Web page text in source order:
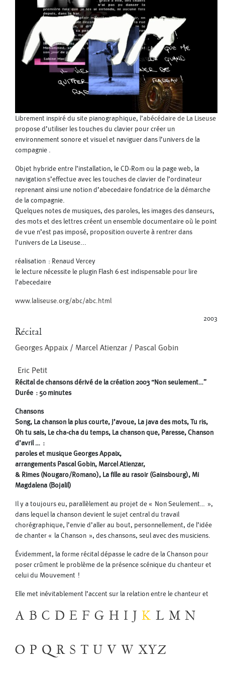
Librement inspiré du site pianographique, l’abécédaire de La Liseuse
propose d’utiliser les touches du clavier pour créer un
environnement sonore et visuel et naviguer dans l’univers de la
compagnie .
Objet hybride entre l’installation, le CD-Rom ou la page web, la
navigation s’effectue avec les touches de clavier de l’ordinateur
reprenant ainsi une notion d’abecedaire fondatrice de la démarche
de la compagnie.
Quelques notes de musiques, des paroles, les images des danseurs,
des mots et des lettres créent un ensemble documentaire où le point
de vue n’est pas imposé, proposition ouverte à rentrer dans
l’univers de La Liseuse...
réalisation : Renaud Vercey
le lecture nécessite le plugin Flash 6 est indispensable pour lire
l’abecedaire
www.laliseuse.org/abc/abc.html
2003
Récital
Georges Appaix / Marcel Atienzar / Pascal Gobin
Eric Petit
Récital de chansons dérivé de la création 2003 “Non seulement…”
Durée : 50 minutes
Chansons
Song, La chanson la plus courte, J’avoue, La java des mots, Tu ris,
Oh tu sais, Le cha-cha du temps, La chanson que, Paresse, Chanson
d’avril … :
paroles et musique Georges Appaix,
arrangements Pascal Gobin, Marcel Atienzar,
& Rimes (Nougaro/Romano), La fille au rasoir (Gainsbourg), Mi
Magdalena (Bojalil)
Il y a toujours eu, parallèlement au projet de « Non Seulement… »,
dans lequel la chanson devient le sujet central du travail
chorégraphique, l’envie d’aller au bout, personnellement, de l’idée
de chanter « la Chanson », des chansons, seul avec des musiciens.
Évidemment, la forme récital dépasse le cadre de la Chanson pour
poser crûment le problème de la présence scénique du chanteur et
celui du Mouvement !
Elle met inévitablement l’accent sur la relation entre le chanteur et
tenté d’écrire, les soumet à une attention, une exigence aussi, bien
Pour eux
A B C D E F G H I J K L M N
O P Q R S T U V W XYZ